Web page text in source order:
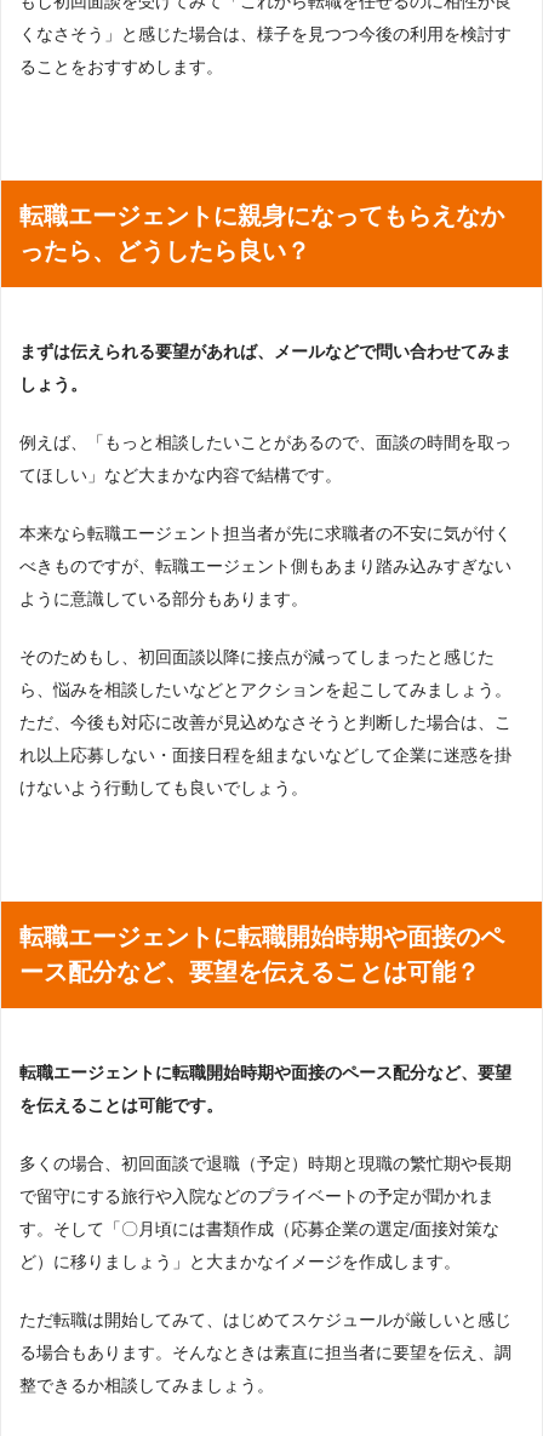
くなさそう」と感じた場合は、様子を見つつ今後の利用を検討す
ることをおすすめします。
転職エージェントに親身になってもらえなか
ったら、どうしたら良い？
まずは伝えられる要望があれば、メールなどで問い合わせてみま
しょう。
例えば、「もっと相談したいことがあるので、面談の時間を取っ
てほしい」など大まかな内容で結構です。
本来なら転職エージェント担当者が先に求職者の不安に気が付く
べきものですが、転職エージェント側もあまり踏み込みすぎない
ように意識している部分もあります。
そのためもし、初回面談以降に接点が減ってしまったと感じた
ら、悩みを相談したいなどとアクションを起こしてみましょう。
ただ、今後も対応に改善が見込めなさそうと判断した場合は、こ
れ以上応募しない・面接日程を組まないなどして企業に迷惑を掛
けないよう行動しても良いでしょう。
転職エージェントに転職開始時期や面接のペ
ース配分など、要望を伝えることは可能？
転職エージェントに転職開始時期や面接のペース配分など、要望
を伝えることは可能です。
多くの場合、初回面談で退職（予定）時期と現職の繁忙期や長期
で留守にする旅行や入院などのプライベートの予定が聞かれま
す。そして「〇月頃には書類作成（応募企業の選定/面接対策な
ど）に移りましょう」と大まかなイメージを作成します。
ただ転職は開始してみて、はじめてスケジュールが厳しいと感じ
る場合もあります。そんなときは素直に担当者に要望を伝え、調
整できるか相談してみましょう。